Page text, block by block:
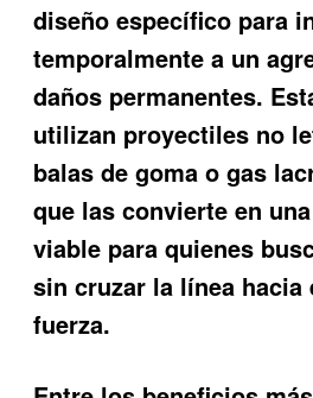
diseño específico para
temporalmente a un
daños permanentes.
utilizan proyectiles no
balas de goma o gas
que las convierte en
viable para quienes
sin cruzar la línea hacia
fuerza.